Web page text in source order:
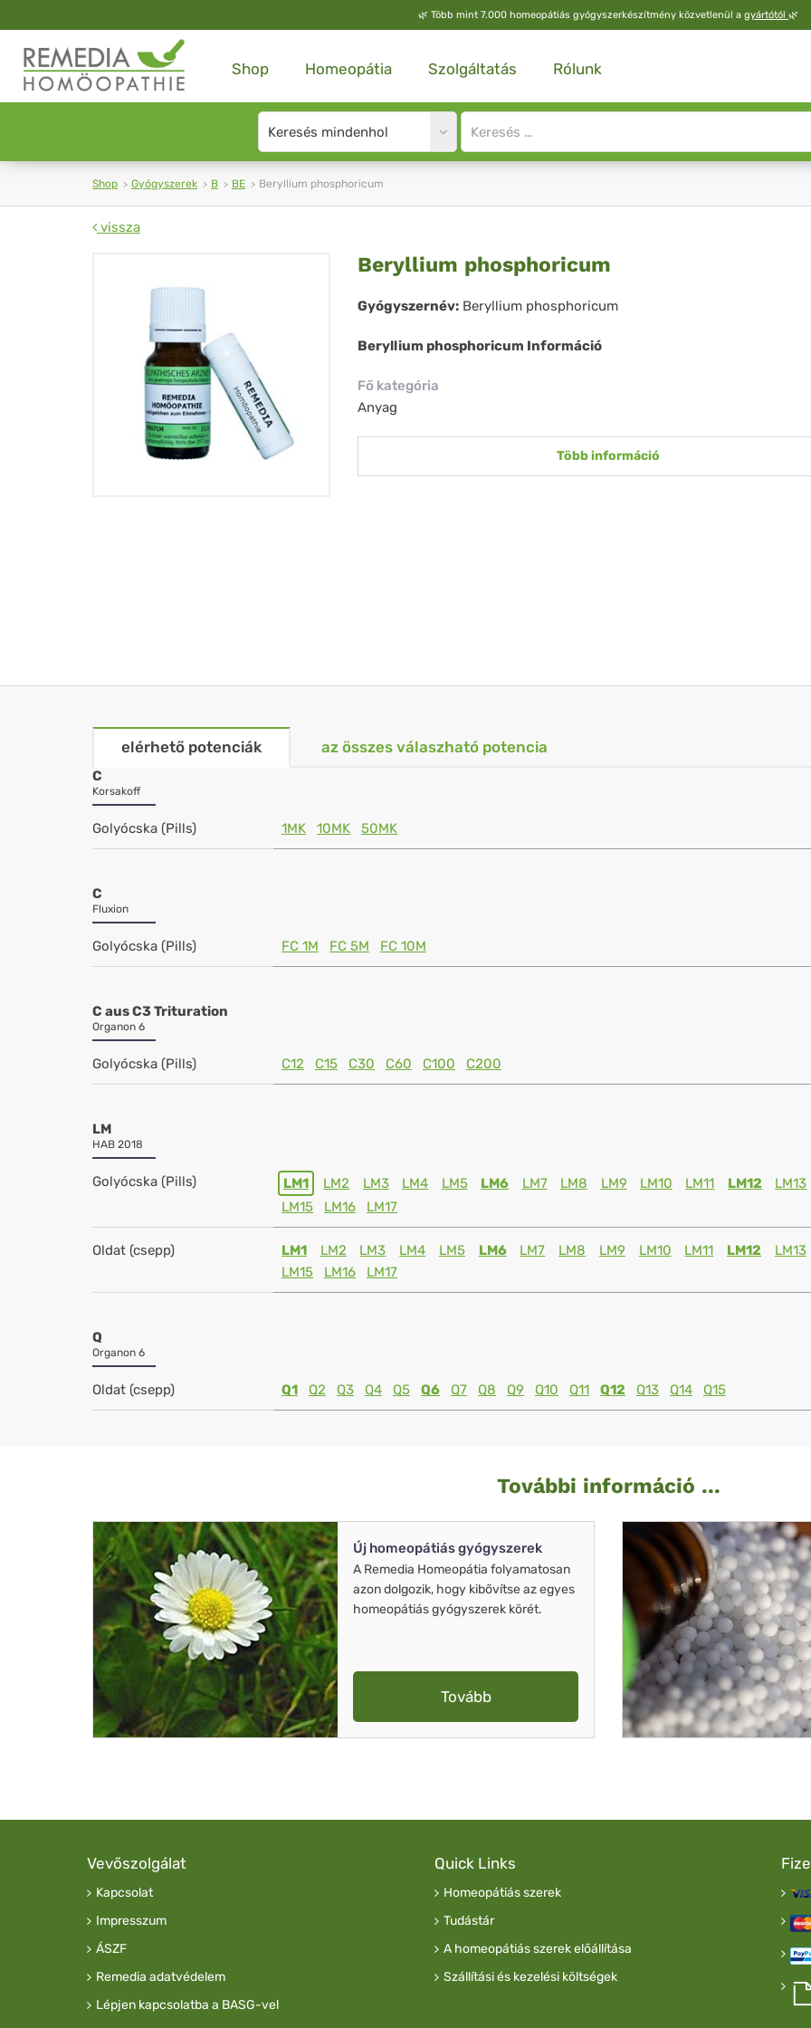
🌿 Több mint 7.000 homeopátiás gyógyszerkészítmény közvetlenül a gyártótól 🌿
Shop Homeopátia Szolgáltatás Rólunk
Search
type
Site
search
Shop Gyógyszerek B BE Beryllium phosphoricum
vissza
Beryllium
phosphoricum
Beryllium phosphoricum
Gyógyszernév: Beryllium phosphoricum
Beryllium phosphoricum Információ
Fő kategória
Anyag
Több információ
elérhető potenciák az összes válaszható potencia
C
Korsakoff
Golyócska (Pills) 1MK 10MK 50MK
C
Fluxion
Golyócska (Pills) FC 1M FC 5M FC 10M
C aus C3 Trituration
Organon 6
Golyócska (Pills) C12 C15 C30 C60 C100 C200
LM
HAB 2018
Golyócska (Pills) LM1 LM2 LM3 LM4 LM5 LM6 LM7 LM8 LM9 LM10 LM11 LM12
LM13
LM15
LM16 LM17
Oldat (csepp) LM1 LM2 LM3 LM4 LM5 LM6 LM7 LM8 LM9 LM10 LM11 LM12
LM13
LM15
LM16 LM17
Q
Organon 6
Oldat (csepp) Q1 Q2 Q3 Q4 Q5 Q6 Q7 Q8 Q9 Q10 Q11 Q12 Q13 Q14 Q15
További információ ...
Új homeopátiás gyógyszerek
A Remedia Homeopátia folyamatosan
azon dolgozik, hogy kibővítse az egyes
homeopátiás gyógyszerek körét.
Tovább
Vevőszolgálat
Kapcsolat
Impresszum
ÁSZF
Remedia adatvédelem
Lépjen kapcsolatba a BASG-vel
Quick Links
Homeopátiás szerek
Tudástár
A homeopátiás szerek előállítása
Szállítási és kezelési költségek